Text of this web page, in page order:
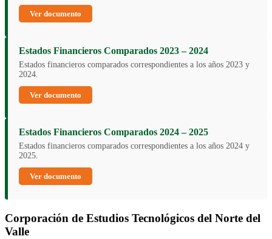
Ver documento
Estados Financieros Comparados 2023 – 2024
Estados financieros comparados correspondientes a los años 2023 y
2024.
Ver documento
Estados Financieros Comparados 2024 – 2025
Estados financieros comparados correspondientes a los años 2024 y
2025.
Ver documento
Corporación de Estudios Tecnológicos del Norte del
Valle